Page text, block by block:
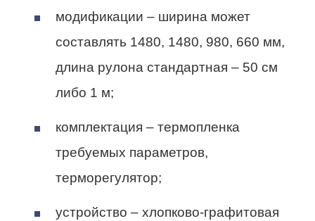
модификации – ширина может
составлять 1480, 1480, 980, 660 мм,
длина рулона стандартная – 50 см
либо 1 м;
комплектация – термопленка
требуемых параметров,
терморегулятор;
устройство – хлопково-графитовая